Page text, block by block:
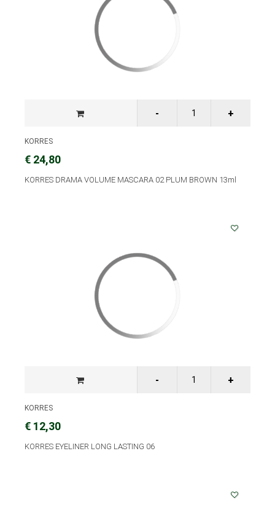
KORRES
€ 24,80
KORRES DRAMA VOLUME MASCARA 02 PLUM BROWN 13ml
KORRES
€ 12,30
KORRES EYELINER LONG LASTING 06